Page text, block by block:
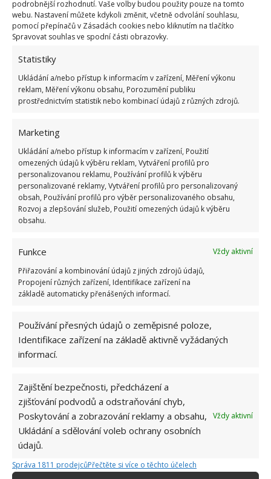
podrobnější rozhodnutí. Vaše volby budou použity pouze na tomto
webu. Nastavení můžete kdykoli změnit, včetně odvolání souhlasu,
pomocí přepínačů v Zásadách cookies nebo kliknutím na tlačítko
Spravovat souhlas ve spodní části obrazovky.
Statistiky
Ukládání a/nebo přístup k informacím v zařízení, Měření výkonu
reklam, Měření výkonu obsahu, Porozumění publiku
prostřednictvím statistik nebo kombinací údajů z různých zdrojů.
Marketing
Ukládání a/nebo přístup k informacím v zařízení, Použití
omezených údajů k výběru reklam, Vytváření profilů pro
personalizovanou reklamu, Používání profilů k výběru
personalizované reklamy, Vytváření profilů pro personalizovaný
obsah, Používání profilů pro výběr personalizovaného obsahu,
Rozvoj a zlepšování služeb, Použití omezených údajů k výběru
obsahu.
Funkce
Vždy aktivní
Přiřazování a kombinování údajů z jiných zdrojů údajů,
Propojení různých zařízení, Identifikace zařízení na
základě automaticky přenášených informací.
Používání přesných údajů o zeměpisné poloze,
Identifikace zařízení na základě aktivně vyžádaných
informací.
Zajištění bezpečnosti, předcházení a
zjišťování podvodů a odstraňování chyb,
Poskytování a zobrazování reklamy a obsahu,
Ukládání a sdělování voleb ochrany osobních
údajů.
Vždy aktivní
Správa 1811 prodejcůPřečtěte si více o těchto účelech
Fotografie: Freepik
Čistička vzduchu
vdechování znečištěného vzduchu. Čističky vzduchu
vám umožní bezpečné dýchání – bez prachu, virů,
bakterií nebo smogu. Dodatečná ionizující funkce
pozitivně ovlivňuje pohodu a koncentraci a zlepšuje
kvalitu spánku a práce doma. Čistička vzduchu je
zařízení zvláště doporučené pro alergiky a osoby,
které jsou vystaveny častým infekcím.
Vertikální sušák
Už brzy budeme moci pověsit vyprané prádlo na
oblečení bez ohledu na slunce a počasí. Vertikální
sušák zabírá málo místa, takže přijde vhod i v malé
místnosti. Výrobek se snadno rozloží, a když není
Zdroj: TheSpruce